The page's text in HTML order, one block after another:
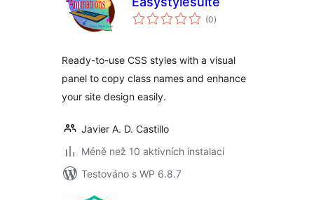
(0celkové
hodnocení
)
Ready-to-use CSS styles with a visual
panel to copy class names and enhance
your site design easily.
Javier A. D. Castillo
Méně než 10 aktivních instalací
Testováno s WP 6.8.7